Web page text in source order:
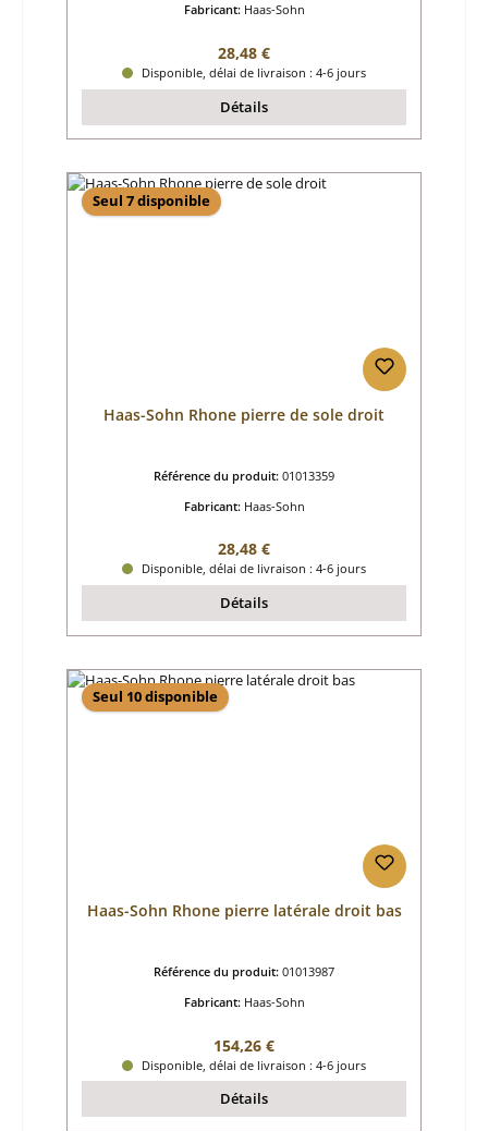
Fabricant: Haas-Sohn
Prix régulier :
28,48 €
Disponible, délai de livraison : 4-6 jours
Détails
Seul 7 disponible
Haas-Sohn Rhone pierre de sole droit
Référence du produit: 01013359
Fabricant: Haas-Sohn
Prix régulier :
28,48 €
Disponible, délai de livraison : 4-6 jours
Détails
Seul 10 disponible
Haas-Sohn Rhone pierre latérale droit bas
Référence du produit: 01013987
Fabricant: Haas-Sohn
Prix régulier :
154,26 €
Disponible, délai de livraison : 4-6 jours
Détails